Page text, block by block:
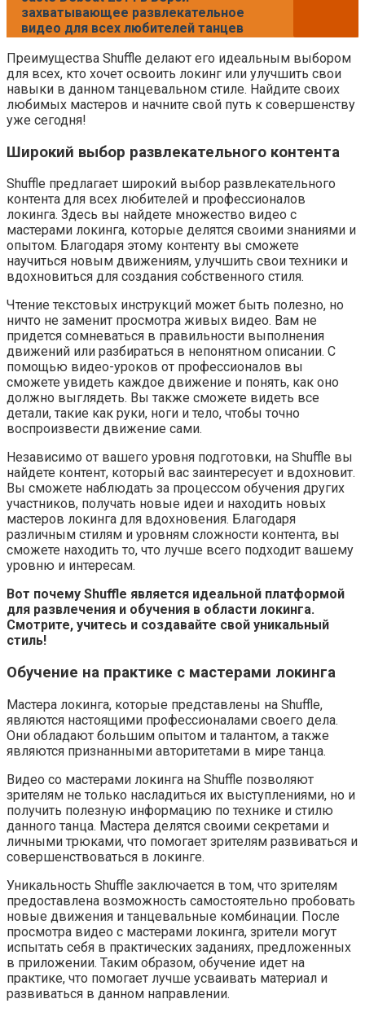
захватывающее развлекательное
видео для всех любителей танцев
Преимущества Shuffle делают его идеальным выбором
для всех, кто хочет освоить локинг или улучшить свои
навыки в данном танцевальном стиле. Найдите своих
любимых мастеров и начните свой путь к совершенству
уже сегодня!
Широкий выбор развлекательного контента
Shuffle предлагает широкий выбор развлекательного
контента для всех любителей и профессионалов
локинга. Здесь вы найдете множество видео с
мастерами локинга, которые делятся своими знаниями и
опытом. Благодаря этому контенту вы сможете
научиться новым движениям, улучшить свои техники и
вдохновиться для создания собственного стиля.
Чтение текстовых инструкций может быть полезно, но
ничто не заменит просмотра живых видео. Вам не
придется сомневаться в правильности выполнения
движений или разбираться в непонятном описании. С
помощью видео-уроков от профессионалов вы
сможете увидеть каждое движение и понять, как оно
должно выглядеть. Вы также сможете видеть все
детали, такие как руки, ноги и тело, чтобы точно
воспроизвести движение сами.
Независимо от вашего уровня подготовки, на Shuffle вы
найдете контент, который вас заинтересует и вдохновит.
Вы сможете наблюдать за процессом обучения других
участников, получать новые идеи и находить новых
мастеров локинга для вдохновения. Благодаря
различным стилям и уровням сложности контента, вы
сможете находить то, что лучше всего подходит вашему
уровню и интересам.
Вот почему Shuffle является идеальной платформой
для развлечения и обучения в области локинга.
Смотрите, учитесь и создавайте свой уникальный
стиль!
Обучение на практике с мастерами локинга
Мастера локинга, которые представлены на Shuffle,
являются настоящими профессионалами своего дела.
Они обладают большим опытом и талантом, а также
являются признанными авторитетами в мире танца.
Видео со мастерами локинга на Shuffle позволяют
зрителям не только насладиться их выступлениями, но и
получить полезную информацию по технике и стилю
данного танца. Мастера делятся своими секретами и
личными трюками, что помогает зрителям развиваться и
совершенствоваться в локинге.
Уникальность Shuffle заключается в том, что зрителям
предоставлена возможность самостоятельно пробовать
новые движения и танцевальные комбинации. После
просмотра видео с мастерами локинга, зрители могут
испытать себя в практических заданиях, предложенных
в приложении. Таким образом, обучение идет на
практике, что помогает лучше усваивать материал и
развиваться в данном направлении.